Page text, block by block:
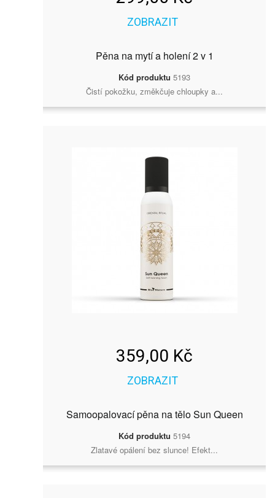
ZOBRAZIT
Pěna na mytí a holení 2 v 1
Kód produktu 5193
Čistí pokožku, změkčuje chloupky a...
359,00 Kč
ZOBRAZIT
Samoopalovací pěna na tělo Sun Queen
Kód produktu 5194
Zlatavé opálení bez slunce! Efekt...